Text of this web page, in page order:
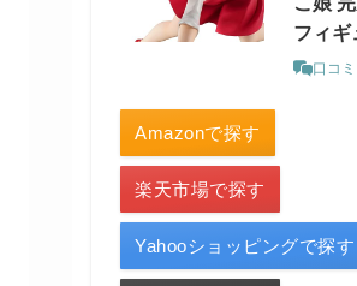
フィギ
口コ
Amazonで探す
楽天市場で探す
Yahooショッピングで探す